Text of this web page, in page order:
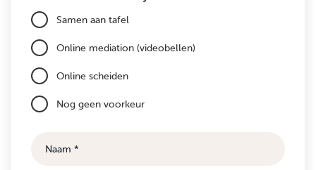
Samen aan tafel
Online mediation (videobellen)
Online scheiden
Nog geen voorkeur